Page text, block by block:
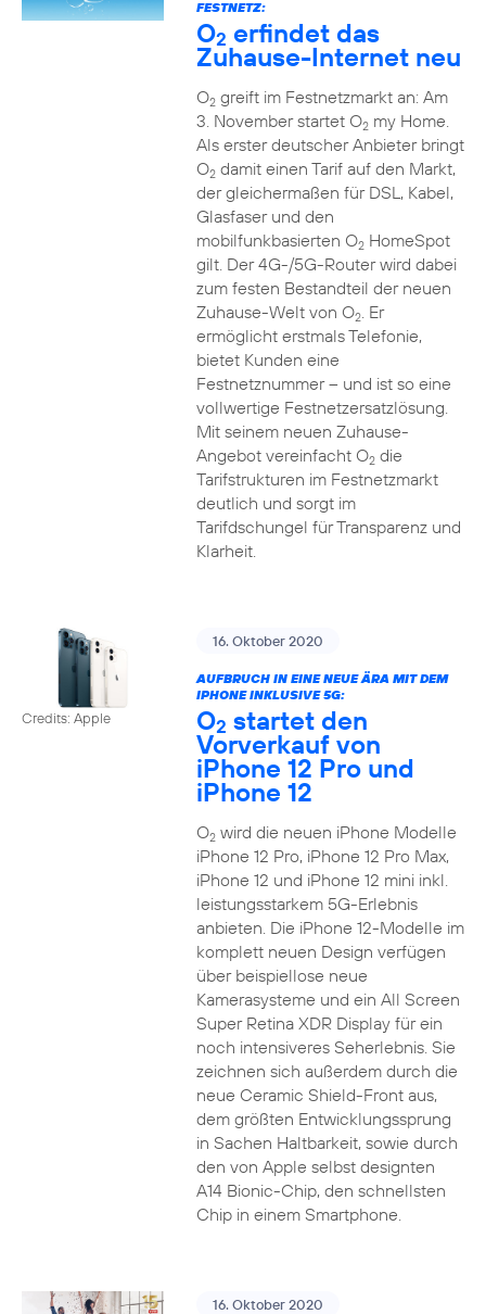
FESTNETZ:
O2 erfindet das
Zuhause-Internet neu
O2greift im Festnetzmarkt an: Am
3. November startet O2my Home.
Als erster deutscher Anbieter bringt
O2damit einen Tarif auf den Markt,
der gleichermaßen für DSL, Kabel,
Glasfaser und den
mobilfunkbasierten O2HomeSpot
gilt. Der 4G-/5G-Router wird dabei
zum festen Bestandteil der neuen
Zuhause-Welt von O2. Er
ermöglicht erstmals Telefonie,
bietet Kunden eine
Festnetznummer – und ist so eine
vollwertige Festnetzersatzlösung.
Mit seinem neuen Zuhause-
Angebot vereinfacht O2die
Tarifstrukturen im Festnetzmarkt
deutlich und sorgt im
Tarifdschungel für Transparenz und
Klarheit.
Credits: Apple
16. Oktober 2020
AUFBRUCH IN EINE NEUE ÄRA MIT DEM
IPHONE INKLUSIVE 5G:
O2 startet den
Vorverkauf von
iPhone 12 Pro und
iPhone 12
O2wird die neuen iPhone Modelle
iPhone 12 Pro, iPhone 12 Pro Max,
iPhone 12 und iPhone 12 mini inkl.
leistungsstarkem 5G-Erlebnis
anbieten. Die iPhone 12-Modelle im
komplett neuen Design verfügen
über beispiellose neue
Kamerasysteme und ein All Screen
Super Retina XDR Display für ein
noch intensiveres Seherlebnis. Sie
zeichnen sich außerdem durch die
neue Ceramic Shield-Front aus,
dem größten Entwicklungssprung
in Sachen Haltbarkeit, sowie durch
den von Apple selbst designten
A14 Bionic-Chip, den schnellsten
Chip in einem Smartphone.
16. Oktober 2020